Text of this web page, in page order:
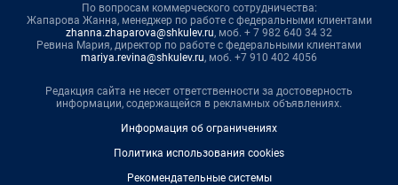
По вопросам коммерческого сотрудничества:
Жапарова Жанна, менеджер по работе с федеральными клиентами
zhanna.zhaparova@shkulev.ru, моб. + 7 982 640 34 32
Ревина Мария, директор по работе с федеральными клиентами
mariya.revina@shkulev.ru, моб. +7 910 402 4056
Редакция сайта не несет ответственности за достоверность
информации, содержащейся в рекламных объявлениях.
Информация об ограничениях
Политика использования cookies
Рекомендательные системы